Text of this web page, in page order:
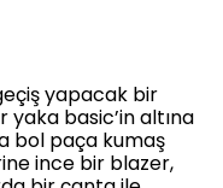
yapacak bir
basic’in altına
bol paça kumaş
ince bir blazer,